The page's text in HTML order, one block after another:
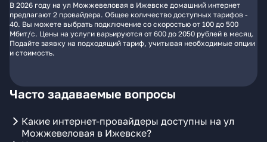
В 2026 году на ул Можжевеловая в Ижевске домашний интернет
предлагают 2 провайдера. Общее количество доступных тарифов -
40. Вы можете выбрать подключение со скоростью от 100 до 500
Мбит/с. Цены на услуги варьируются от 600 до 2050 рублей в месяц.
Подайте заявку на подходящий тариф, учитывая необходимые опции
и стоимость.
Часто задаваемые вопросы
Какие интернет-провайдеры доступны на ул
Можжевеловая в Ижевске?